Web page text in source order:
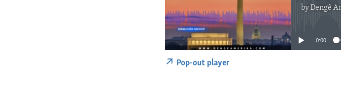
byDengê
No media source
0:00
Pop-out player